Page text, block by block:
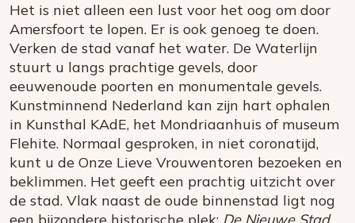
Het is niet alleen een lust voor het oog om door
Amersfoort te lopen. Er is ook genoeg te doen.
Verken de stad vanaf het water. De Waterlijn
stuurt u langs prachtige gevels, door
eeuwenoude poorten en monumentale gevels.
Kunstminnend Nederland kan zijn hart ophalen
in Kunsthal KAdE, het Mondriaanhuis of museum
Flehite. Normaal gesproken, in niet coronatijd,
kunt u de Onze Lieve Vrouwentoren bezoeken en
beklimmen. Het geeft een prachtig uitzicht over
de stad. Vlak naast de oude binnenstad ligt nog